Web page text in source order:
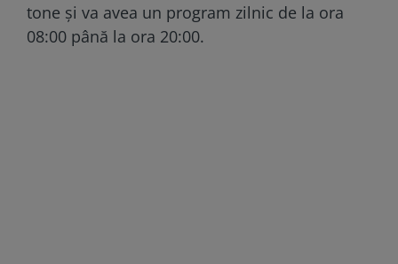
tone și va avea un program zilnic de la ora
08:00 până la ora 20:00.